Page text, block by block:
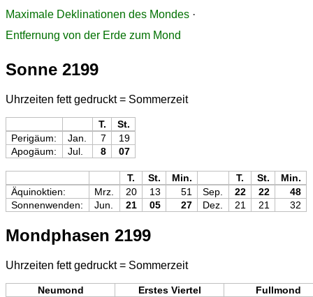
Maximale Deklinationen des Mondes ·
Entfernung von der Erde zum Mond
Sonne 2199
Uhrzeiten fett gedruckt = Sommerzeit
T.
St.
Perigäum:
Jan. 7
19
Apogäum:
Jul. 8 07
T. St. Min. T. St.
Min.
Äquinoktien:
Mrz. 20 13 51 Sep. 22 22
48
Sonnenwenden:
Jun. 21 05 27 Dez. 21 21 32
Mondphasen 2199
Uhrzeiten fett gedruckt = Sommerzeit
Neumond Erstes Viertel
Fullmond